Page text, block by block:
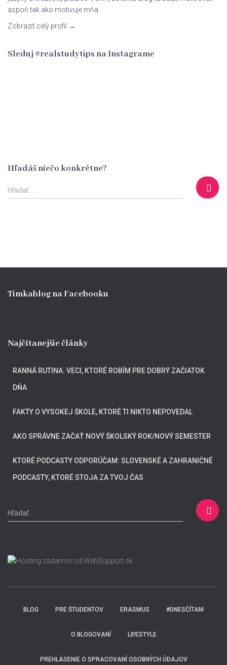
aspoň tak ako motivuje mňa.
Zobraziť celý profil →
Sleduj #realstudytips na Instagrame
Hľadáš niečo konkrétne?
H
ľ
Hľadať …
Timkablog na Facebooku
Najčítanejšie články
RANNÁ RUTINA: VECI, KTORÉ ROBÍM PRE DOBRÝ ZAČIATOK
DŇA
FAKTY O VYSOKEJ ŠKOLE, KTORÉ TI NIKTO NEPOVEDAL
AKO SPRÁVNE ZAČAŤ NOVÝ ŠKOLSKÝ ROK/NOVÝ SEMESTER
KTORÉ PODCASTY ODPORÚČAM: SLOVENSKÉ A ZAHRANIČNÉ
PODCASTY, KTORÉ STOJA ZA TVOJ ČAS
H
ľ
a
ť
Hľadať …
BLOG PRE ŠTUDENTOV ERASMUS #DNESČÍTAM
O BLOGOVANÍ LIFESTYLE
PREHLÁSENIE O SPRACOVANÍ OSOBNÝCH ÚDAJOV